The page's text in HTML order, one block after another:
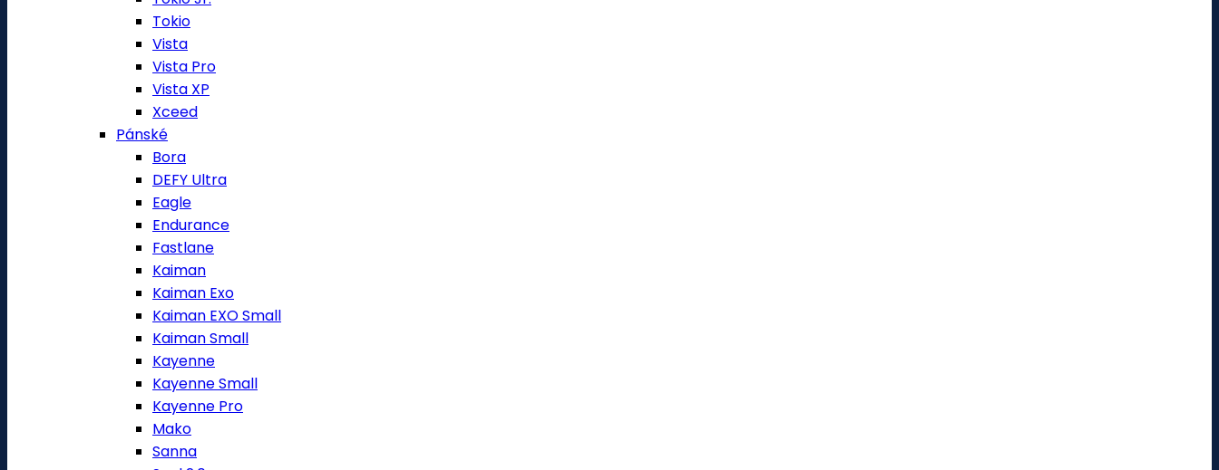
Tokio
Vista
Vista Pro
Vista XP
Xceed
Pánské
Bora
DEFY Ultra
Eagle
Endurance
Fastlane
Kaiman
Kaiman Exo
Kaiman EXO Small
Kaiman Small
Kayenne
Kayenne Small
Kayenne Pro
Mako
Sanna